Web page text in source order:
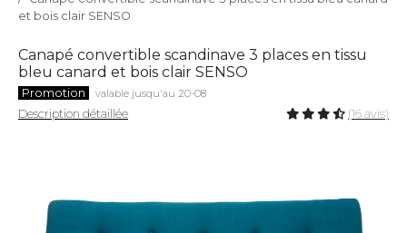
et bois clair SENSO
Canapé convertible scandinave 3 places en tissu
bleu canard et bois clair SENSO
Promotion valable jusqu'au 20-08
Description détaillée (16 avis)